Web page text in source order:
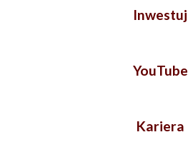
Inwestuj
YouTube
Kariera